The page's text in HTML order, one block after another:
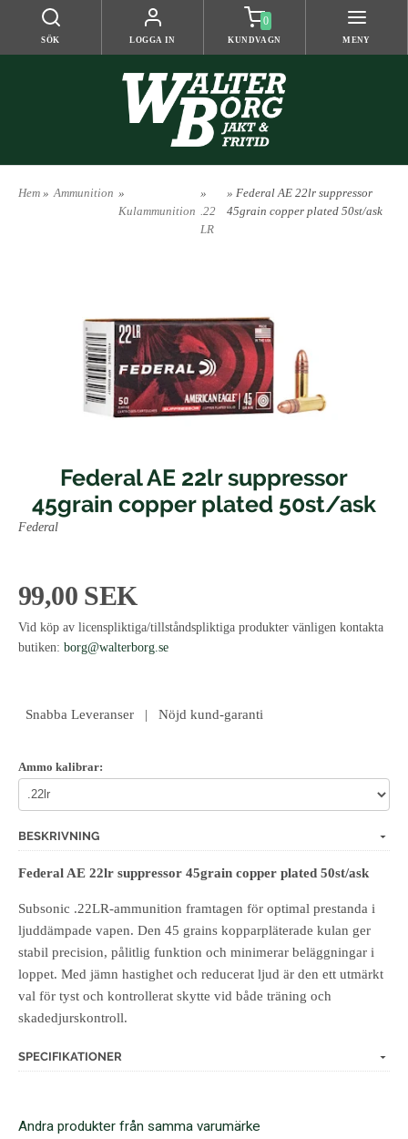
SÖK LOGGA IN
0
KUNDVAGN MENY
Hem » Ammunition »
Kulammunition
»
.22
LR
» Federal AE 22lr suppressor
45grain copper plated 50st/ask
Federal AE 22lr suppressor
45grain copper plated 50st/ask
Federal
99,00 SEK
Vid köp av licenspliktiga/tillståndspliktiga produkter vänligen kontakta
butiken: borg@walterborg.se
Snabba Leveranser | Nöjd kund-garanti
Ammo kalibrar:
BESKRIVNING
Federal AE 22lr suppressor 45grain copper plated 50st/ask
Subsonic .22LR-ammunition framtagen för optimal prestanda i
ljuddämpade vapen. Den 45 grains kopparpläterade kulan ger
stabil precision, pålitlig funktion och minimerar beläggningar i
loppet. Med jämn hastighet och reducerat ljud är den ett utmärkt
val för tyst och kontrollerat skytte vid både träning och
skadedjurskontroll.
SPECIFIKATIONER
Andra produkter från samma varumärke